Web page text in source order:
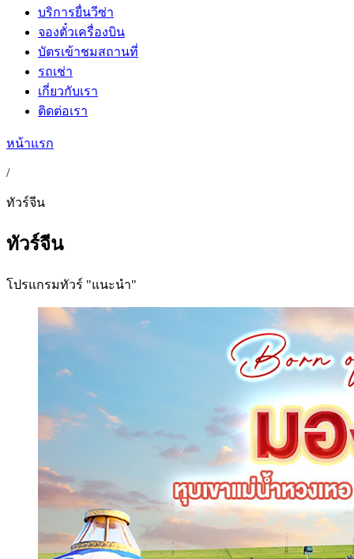
บริการยื่นวีซ่า
จองตั๋วเครื่องบิน
บัตรเข้าชมสถานที่
รถเช่า
เกี่ยวกับเรา
ติดต่อเรา
หน้าแรก
/
ทัวร์จีน
ทัวร์จีน
โปรแกรมทัวร์ "แนะนำ"